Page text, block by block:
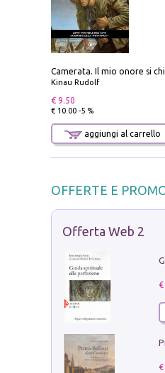
Kinau Rudolf
€ 9.50
€ 10.00 -5 %
aggiungi al carrello
OFFERTE E
Offerta Web 2
€
€